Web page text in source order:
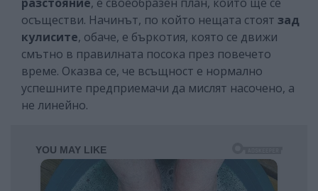
осъществи. Начинът, по който нещата стоят зад
кулисите, обаче, е бъркотия, която се движи
смътно в правилната посока през повечето
време. Оказва се, че всъщност е нормално
успешните предприемачи да мислят насочено, а
не линейно.